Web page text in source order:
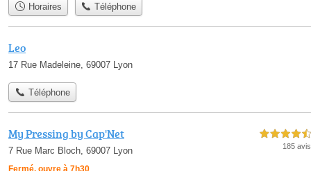
Horaires Téléphone
Leo
17 Rue Madeleine, 69007 Lyon
Téléphone
My Pressing by Cap'Net
7 Rue Marc Bloch, 69007 Lyon
4,5 étoiles sur 5
185 avis